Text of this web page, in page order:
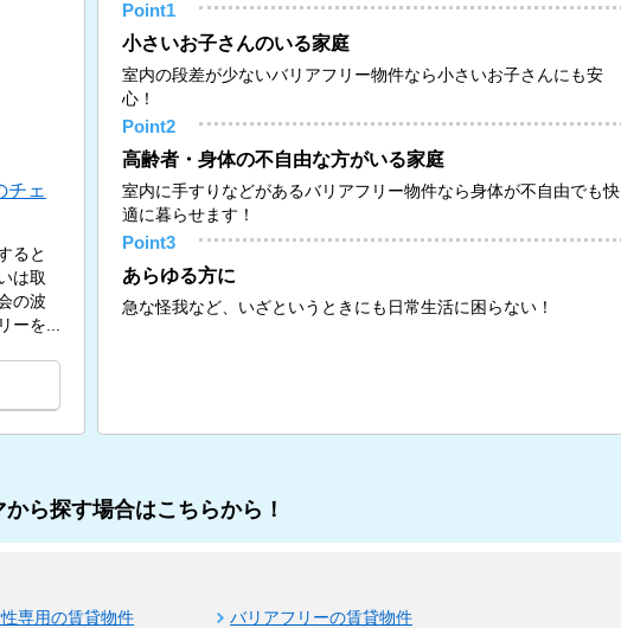
チェ
ると
は取
の波
ーを...
Point1
小さいお子さんのいる家庭
室内の段差が少ないバリアフリー物件なら小さいお子さんにも安
心！
Point2
高齢者・身体の不自由な方がいる家庭
室内に手すりなどがあるバリアフリー物件なら身体が不自由でも快
適に暮らせます！
Point3
あらゆる方に
急な怪我など、いざというときにも日常生活に困らない！
ら探す場合はこちらから！
専用の賃貸物件
バリアフリーの賃貸物件